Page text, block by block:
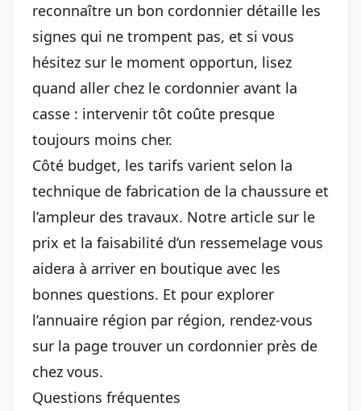
reconnaître un bon cordonnier détaille les
signes qui ne trompent pas, et si vous
hésitez sur le moment opportun, lisez
quand aller chez le cordonnier avant la
casse : intervenir tôt coûte presque
toujours moins cher.
Côté budget, les tarifs varient selon la
technique de fabrication de la chaussure et
l’ampleur des travaux. Notre article sur le
prix et la faisabilité d’un ressemelage vous
aidera à arriver en boutique avec les
bonnes questions. Et pour explorer
l’annuaire région par région, rendez-vous
sur la page trouver un cordonnier près de
chez vous.
Questions fréquentes